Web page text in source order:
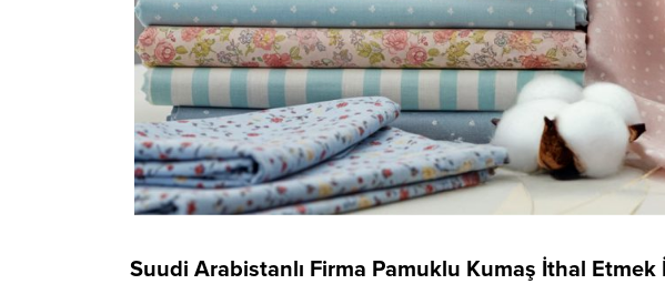
Suudi Arabistanlı Firma Pamuklu Kumaş İthal Etmek